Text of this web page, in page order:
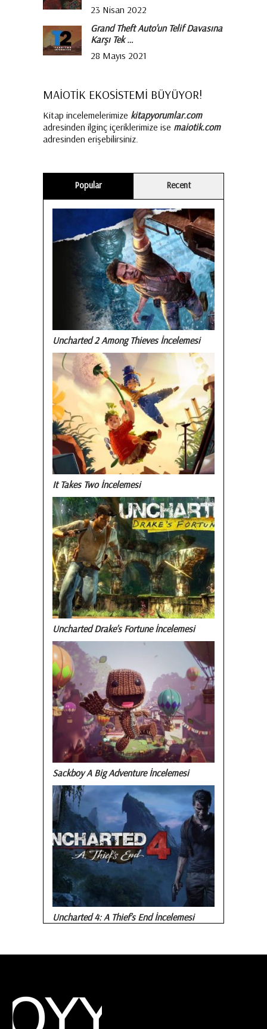
23 Nisan 2022
Grand Theft Auto’un Telif Davasına
Karşı Tek …
28 Mayıs 2021
MAİOTİK EKOSİSTEMİ BÜYÜYOR!
Kitap incelemelerimize kitapyorumlar.com
adresinden ilginç içeriklerimize ise maiotik.com
adresinden erişebilirsiniz.
Popular Recent
Uncharted 2 Among Thieves İncelemesi
It Takes Two İncelemesi
Uncharted Drake’s Fortune İncelemesi
Sackboy A Big Adventure İncelemesi
Uncharted 4: A Thief’s End İncelemesi